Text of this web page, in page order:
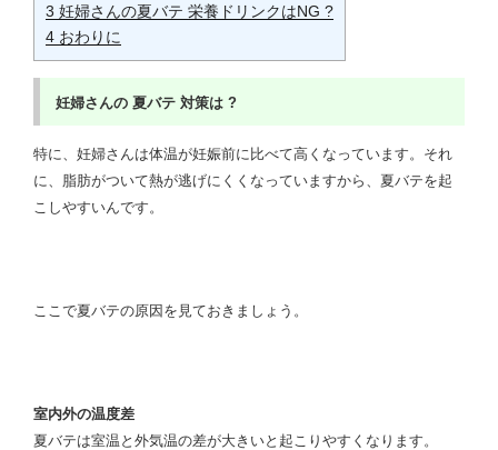
3 妊婦さんの夏バテ 栄養ドリンクはNG ?
4 おわりに
妊婦さんの 夏バテ 対策は ?
特に、妊婦さんは体温が妊娠前に比べて高くなっています。それ
に、脂肪がついて熱が逃げにくくなっていますから、夏バテを起
こしやすいんです。
ここで夏バテの原因を見ておきましょう。
室内外の温度差
夏バテは室温と外気温の差が大きいと起こりやすくなります。